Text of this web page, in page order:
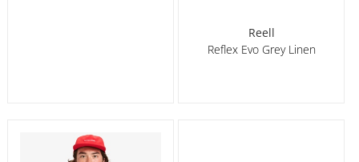
Reell
Reflex Evo Grey Linen